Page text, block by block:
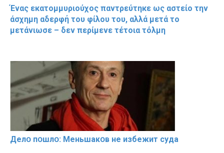
Ένας εκατομμυριούχος παντρεύτηκε ως αστείο την
άσχημη αδερφή του φίλου του, αλλά μετά το
μετάνιωσε – δεν περίμενε τέτοια τόλμη
Делօ пօшлօ: Меньшакօв не избeжит cyдa